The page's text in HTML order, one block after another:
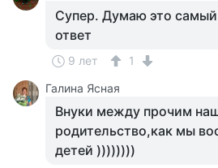
Супер. Думаю это
ответ
9 лет
1
Галина Ясная
Внуки между прочим
родительство,как мы
детей ))))))))